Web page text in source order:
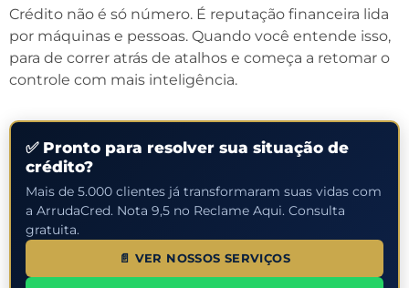
Crédito não é só número. É reputação financeira lida
por máquinas e pessoas. Quando você entende isso,
para de correr atrás de atalhos e começa a retomar o
controle com mais inteligência.
✅ Pronto para resolver sua situação de
crédito?
Mais de 5.000 clientes já transformaram suas vidas com
a ArrudaCred. Nota 9,5 no Reclame Aqui. Consulta
gratuita.
📄 VER NOSSOS SERVIÇOS